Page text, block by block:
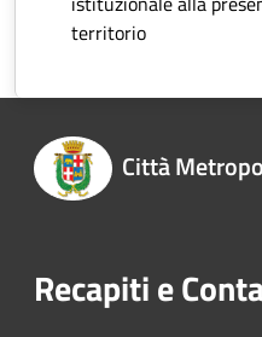
territorio
Città
Recapiti e